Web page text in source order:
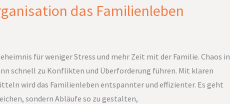
das Familienleben
für weniger Stress und mehr Zeit mit der Familie. Chaos in
schnell zu Konflikten und Überforderung führen. Mit klaren
wird das Familienleben entspannter und effizienter. Es geht
sondern Abläufe so zu gestalten,